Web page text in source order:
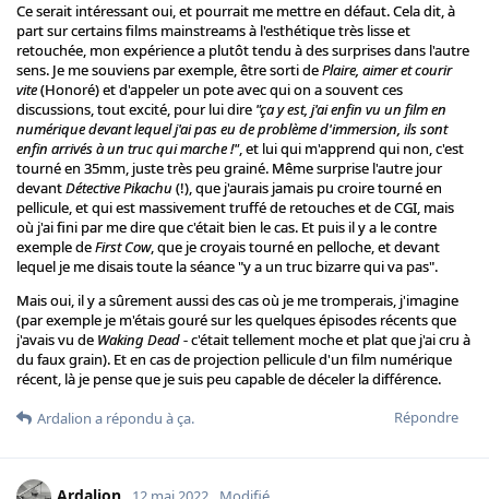
Ce serait intéressant oui, et pourrait me mettre en défaut. Cela dit, à
part sur certains films mainstreams à l'esthétique très lisse et
retouchée, mon expérience a plutôt tendu à des surprises dans l'autre
sens. Je me souviens par exemple, être sorti dePlaire, aimer et courir
vite(Honoré) et d'appeler un pote avec qui on a souvent ces
discussions, tout excité, pour lui dire "ça y est, j'ai enfin vu un film en
numérique devant lequel j'ai pas eu de problème d'immersion, ils sont
enfin arrivés à un truc qui marche !", et lui qui m'apprend qui non, c'est
tourné en 35mm, juste très peu grainé. Même surprise l'autre jour
devantDétective Pikachu (!), que j'aurais jamais pu croire tourné en
pellicule, et qui est massivement truffé de retouches et de CGI, mais
où j'ai fini par me dire que c'était bien le cas. Et puis il y a le contre
exemple deFirst Cow, que je croyais tourné en pelloche, et devant
lequel je me disais toute la séance "y a un truc bizarre qui va pas".
Mais oui, il y a sûrement aussi des cas où je me tromperais, j'imagine
(par exemple je m'étais gouré sur les quelques épisodes récents que
j'avais vu de Waking Dead- c'était tellement moche et plat que j'ai cru à
du faux grain). Et en cas de projection pellicule d'un film numérique
récent, là je pense que je suis peu capable de déceler la différence.
Répondre
Ardalion a répondu à ça.